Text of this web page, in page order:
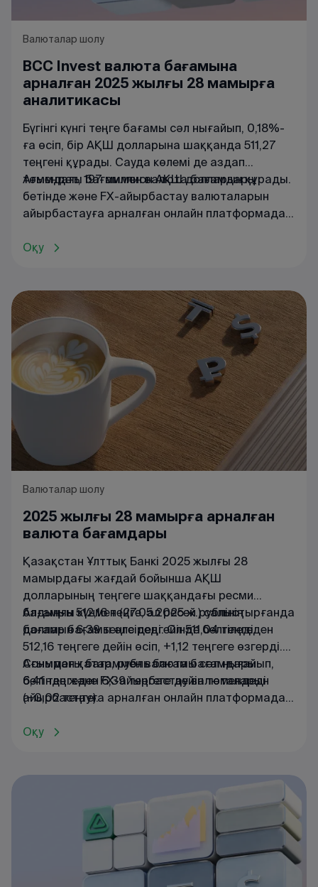
Валюталар шолу
BCC Invest валюта бағамына
арналған 2025 жылғы 28 мамырға
аналитикасы
Бүгінгі күнгі теңге бағамы сәл нығайып, 0,18%-
ға өсіп, бір АҚШ долларына шаққанда 511,27
теңгені құрады. Сауда көлемі де аздап
төмендеп, 197 миллион АҚШ долларын құрады.
Ағымдағыбағамменвалютабағамдары
бетіндежәне FX-айырбастау валюталарын
айырбастауға арналған онлайн платформада
Оқу
Валюталар шолу
2025 жылғы 28 мамырға арналған
валюта бағамдары
Қазақстан Ұлттық Банкі 2025 жылғы 28
мамырдағы жағдай бойынша АҚШ
долларының теңгеге шаққандағы ресми
бағамын 512,16 теңге, ал ресей рублінің
бағамын 6,39 теңге деңгейінде белгіледі.
Алдыңғы күнмен (27.05.2025 ж.) салыстырғанда
доллар бағамы әлсіреді. Ол 511,04 теңгеден
512,16 теңгеге дейін өсіп, +1,12 теңгеге өзгерді.
Сонымен қатар, рубль бағамы сәл нығайып,
6,41 теңгеден 6,39 теңгеге дейін төмендеді
(−0,02 теңге).
Ағымдағыбағамменвалютабағамдары
бетіндежәне FX-айырбастаувалюталарын
айырбастауға арналған онлайн платформада
Оқу